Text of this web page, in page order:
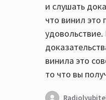
и слушать
что винил это
винила это
то что вы